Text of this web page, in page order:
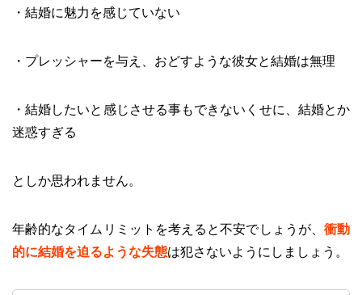
・結婚に魅力を感じていない
・プレッシャーを与え、おどすような彼女と結婚は無理
・結婚したいと感じさせる事もできないくせに、結婚とか
迷惑すぎる
としか思われません。
年齢的なタイムリミットを考えると不安でしょうが、 衝動
的に結婚を迫るような失態は犯さないようにしましょう。